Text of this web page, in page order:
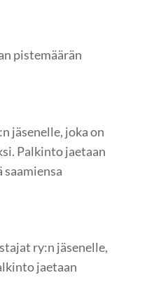
pistemäärän
jäsenelle, joka on
Palkinto jaetaan
ry:n jäsenelle,
jaetaan